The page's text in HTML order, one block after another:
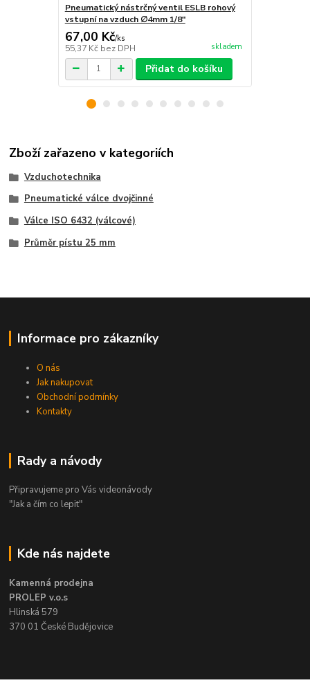
Pneumatický nástrčný ventil ESLB rohový
vstupní na vzduch ∅4mm 1/8"
67,00 Kč/ks
55,37 Kč bez DPH skladem
Přidat do košíku
Zboží zařazeno v kategoriích
Vzduchotechnika
Pneumatické válce dvojčinné
Válce ISO 6432 (válcové)
Průměr pístu 25 mm
Informace pro zákazníky
O nás
Jak nakupovat
Obchodní podmínky
Kontakty
Rady a návody
Připravujeme pro Vás videonávody
"Jak a čím co lepit"
Kde nás najdete
Kamenná prodejna
PROLEP v.o.s
Hlinská 579
370 01 České Budějovice